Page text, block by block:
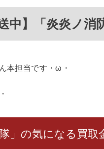
放送中】「炎炎
本担当です・ω・
隊」の気になる買取